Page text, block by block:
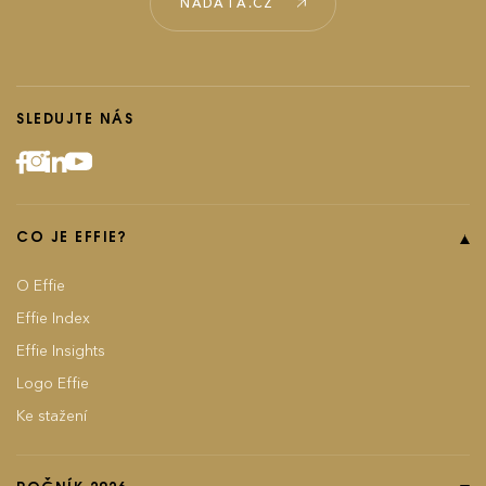
NADATA.CZ
SLEDUJTE NÁS
CO JE EFFIE?
O Effie
Effie Index
Effie Insights
Logo Effie
Ke stažení